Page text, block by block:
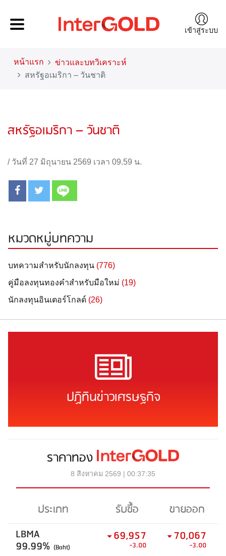
เข้าสู่ระบบ
หน้าแรก
ข่าวและบทวิเคราะห์
สหรัฐอเมริกา – วันชาติ
สหรัฐอเมริกา – วันชาติ
/ วันที่ 27 มิถุนายน 2569 เวลา 09.59 น.
หมวดหมู่บทความ
บทความสำหรับนักลงทุน (776)
คู่มือลงทุนทองคำสำหรับมือใหม่ (19)
นักลงทุนอินเตอร์โกลด์ (26)
ปฏิทินข่าวเศรษฐกิจ
ราคาทอง
8 สิงหาคม 2569 | 00:37:35
ประเภท รับซื้อ
ขายออก
LBMA
99.99% (Baht)
69,957
-3.00
70,067
-3.00